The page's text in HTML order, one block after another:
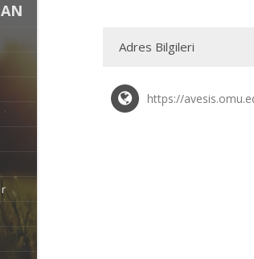
Adres Bilgileri
https://